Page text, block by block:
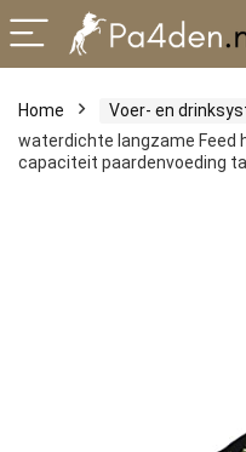
Home Voer- en
waterdichte langzame Feed
capaciteit paardenvoeding